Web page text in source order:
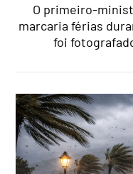
O primeiro-
marcaria férias
foi